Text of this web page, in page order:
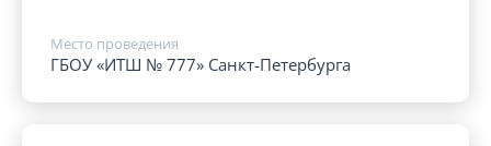
Место проведения
ГБОУ «ИТШ № 777» Санкт-Петербурга